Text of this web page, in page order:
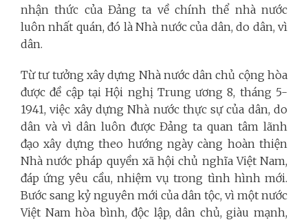
nhận thức của Đảng ta về chính thể nhà nước
luôn nhất quán, đó là Nhà nước của dân, do dân, vì
dân.
Từ tư tưởng xây dựng Nhà nước dân chủ cộng hòa
được đề cập tại Hội nghị Trung ương 8, tháng 5-
1941, việc xây dựng Nhà nước thực sự của dân, do
dân và vì dân luôn được Đảng ta quan tâm lãnh
đạo xây dựng theo hướng ngày càng hoàn thiện
Nhà nước pháp quyền xã hội chủ nghĩa Việt Nam,
đáp ứng yêu cầu, nhiệm vụ trong tình hình mới.
Bước sang kỷ nguyên mới của dân tộc, vì một nước
Việt Nam hòa bình, độc lập, dân chủ, giàu mạnh,